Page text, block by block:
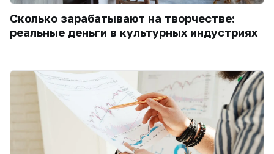
Сколько зарабатывают на творчестве:
реальные деньги в культурных индустриях